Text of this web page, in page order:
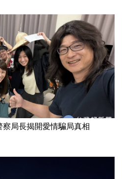
局長揭開愛情騙局真相